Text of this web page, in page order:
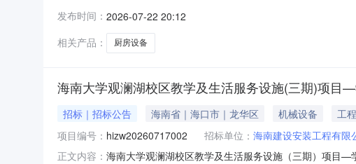
海南大学观澜湖校区教学及生活服务设施（三期）项目—
省）》、《中国招标投标公共服
发布时间： 2026-07-22 20:12
相关产品：
厨房设备
海南大学观澜湖校区教学及生活服务设施(三期)项目
招标｜招标公告 海南省｜海口市｜龙华区 机械设备 工程
项目编号： hizw20260717002 招标单位： 海南建设安装工程有限
正文内容： 海南大学观澜湖校区教学及生活服务设施（三期）项目